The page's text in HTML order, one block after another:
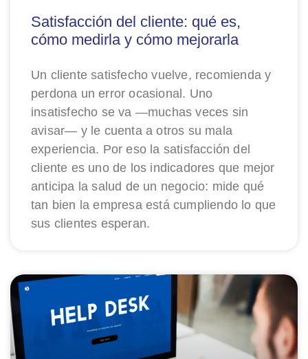
Satisfacción del cliente: qué es,
cómo medirla y cómo mejorarla
Un cliente satisfecho vuelve, recomienda y
perdona un error ocasional. Uno
insatisfecho se va —muchas veces sin
avisar— y le cuenta a otros su mala
experiencia. Por eso la satisfacción del
cliente es uno de los indicadores que mejor
anticipa la salud de un negocio: mide qué
tan bien la empresa está cumpliendo lo que
sus clientes esperan.